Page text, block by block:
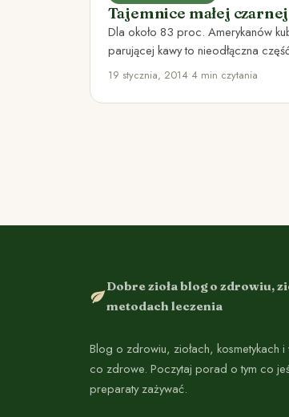
Tajemnice małej czarnej
Dla około 83 proc. Amerykanów
parującej kawy to nieodłączna
Kawa to najbardziej popularny środek
19 stycznia, 2014•4 min czytania
Dobre zioła blog o zdrowiu,
metodach leczenia
Blog o zdrowiu, ziołach, kosmetykach i
co zdrowe. Poczytaj porad o tym co
preparaty zażywać.